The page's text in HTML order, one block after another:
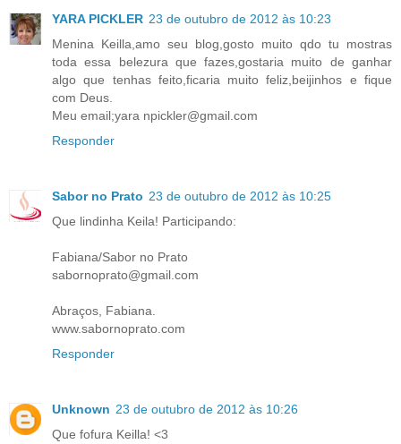
YARA PICKLER 23 de outubro de 2012 às 10:23
Menina Keilla,amo seu blog,gosto muito qdo tu mostras
toda essa belezura que fazes,gostaria muito de ganhar
algo que tenhas feito,ficaria muito feliz,beijinhos e fique
com Deus.
Meu email;yara npickler@gmail.com
Responder
Sabor no Prato 23 de outubro de 2012 às 10:25
Que lindinha Keila! Participando:
Fabiana/Sabor no Prato
sabornoprato@gmail.com
Abraços, Fabiana.
www.sabornoprato.com
Responder
Unknown 23 de outubro de 2012 às 10:26
Que fofura Keilla! <3